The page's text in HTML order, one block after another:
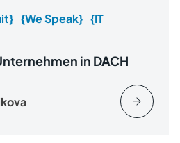
{We Speak} {IT
in DACH